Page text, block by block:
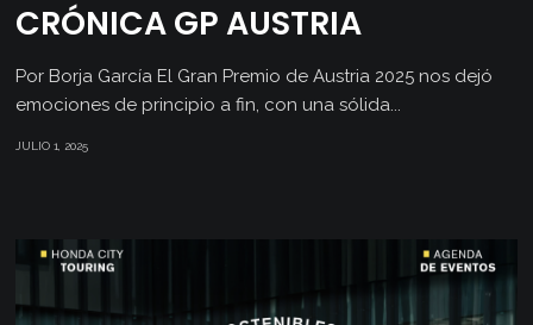
CRÓNICA GP AUSTRIA
Por Borja García El Gran Premio de Austria 2025 nos dejó
emociones de principio a fin, con una sólida...
JULIO 1, 2025